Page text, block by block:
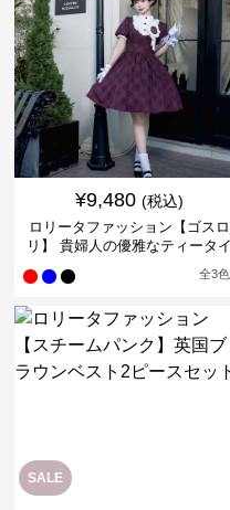
¥9,480 (税込)
ロリータファッション【ゴスロ
リ】 貴婦人の優雅なティータイ
全3色
SALE